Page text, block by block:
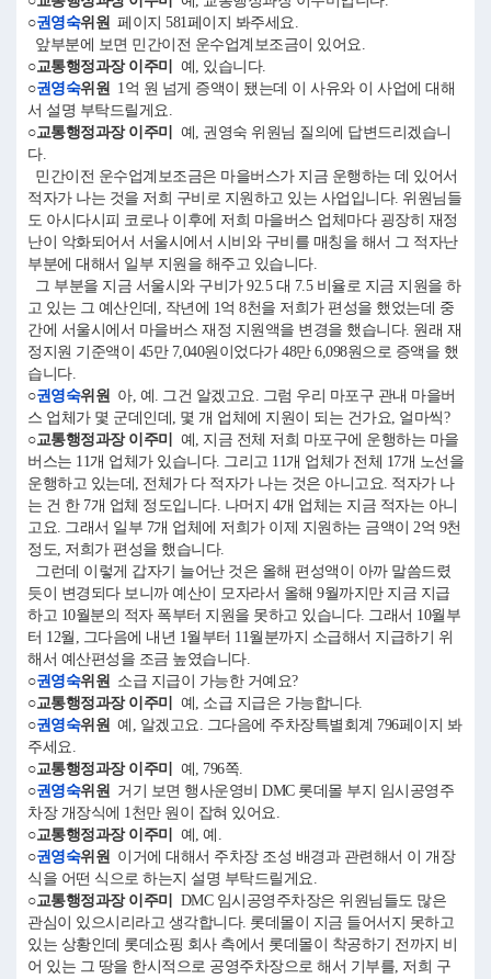
○권영숙위원 페이지 581페이지 봐주세요.
앞부분에 보면 민간이전 운수업계보조금이 있어요.
○교통행정과장 이주미
예, 있습니다.
○권영숙위원 1억 원 넘게 증액이 됐는데 이 사유와 이 사업에 대해
서 설명 부탁드릴게요.
○교통행정과장 이주미
예, 권영숙 위원님 질의에 답변드리겠습니
다.
민간이전 운수업계보조금은 마을버스가 지금 운행하는 데 있어서
적자가 나는 것을 저희 구비로 지원하고 있는 사업입니다. 위원님들
도 아시다시피 코로나 이후에 저희 마을버스 업체마다 굉장히 재정
난이 악화되어서 서울시에서 시비와 구비를 매칭을 해서 그 적자난
부분에 대해서 일부 지원을 해주고 있습니다.
그 부분을 지금 서울시와 구비가 92.5 대 7.5 비율로 지금 지원을 하
고 있는 그 예산인데, 작년에 1억 8천을 저희가 편성을 했었는데 중
간에 서울시에서 마을버스 재정 지원액을 변경을 했습니다. 원래 재
정지원 기준액이 45만 7,040원이었다가 48만 6,098원으로 증액을 했
습니다.
○권영숙위원 아, 예. 그건 알겠고요. 그럼 우리 마포구 관내 마을버
스 업체가 몇 군데인데, 몇 개 업체에 지원이 되는 건가요, 얼마씩?
○교통행정과장 이주미
예, 지금 전체 저희 마포구에 운행하는 마을
버스는 11개 업체가 있습니다. 그리고 11개 업체가 전체 17개 노선을
운행하고 있는데, 전체가 다 적자가 나는 것은 아니고요. 적자가 나
는 건 한 7개 업체 정도입니다. 나머지 4개 업체는 지금 적자는 아니
고요. 그래서 일부 7개 업체에 저희가 이제 지원하는 금액이 2억 9천
정도, 저희가 편성을 했습니다.
그런데 이렇게 갑자기 늘어난 것은 올해 편성액이 아까 말씀드렸
듯이 변경되다 보니까 예산이 모자라서 올해 9월까지만 지금 지급
하고 10월분의 적자 폭부터 지원을 못하고 있습니다. 그래서 10월부
터 12월, 그다음에 내년 1월부터 11월분까지 소급해서 지급하기 위
해서 예산편성을 조금 높였습니다.
○권영숙위원 소급 지급이 가능한 거예요?
○교통행정과장 이주미
예, 소급 지급은 가능합니다.
○권영숙위원 예, 알겠고요. 그다음에 주차장특별회계 796페이지 봐
주세요.
○교통행정과장 이주미
예, 796쪽.
○권영숙위원 거기 보면 행사운영비 DMC 롯데몰 부지 임시공영주
차장 개장식에 1천만 원이 잡혀 있어요.
○교통행정과장 이주미
예, 예.
○권영숙위원 이거에 대해서 주차장 조성 배경과 관련해서 이 개장
식을 어떤 식으로 하는지 설명 부탁드릴게요.
○교통행정과장 이주미
DMC 임시공영주차장은 위원님들도 많은
관심이 있으시리라고 생각합니다. 롯데몰이 지금 들어서지 못하고
있는 상황인데 롯데쇼핑 회사 측에서 롯데몰이 착공하기 전까지 비
어 있는 그 땅을 한시적으로 공영주차장으로 해서 기부를, 저희 구